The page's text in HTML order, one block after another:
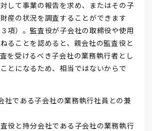
して事業の報告を求め、またはその子
産の状況を調査することができます
３項）。監査役が子会社の取締役や使用
ることを認めると、親会社の監査役と
を受けるべき子会社の業務執行者とし
とになるため、相当ではないからで
社である子会社の業務執行社員との兼
役と持分会社である子会社の業務執行